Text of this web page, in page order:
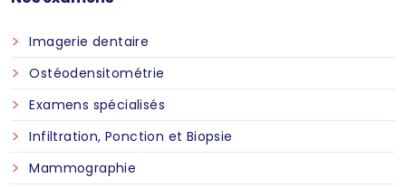
Imagerie dentaire
Ostéodensitométrie
Examens spécialisés
Infiltration, Ponction et Biopsie
Mammographie